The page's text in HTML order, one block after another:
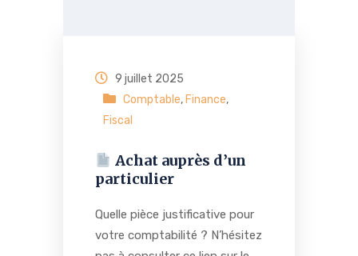
9 juillet 2025
Comptable, Finance,
Fiscal
Achat auprès d’un
particulier
Quelle pièce justificative pour
votre comptabilité ? N’hésitez